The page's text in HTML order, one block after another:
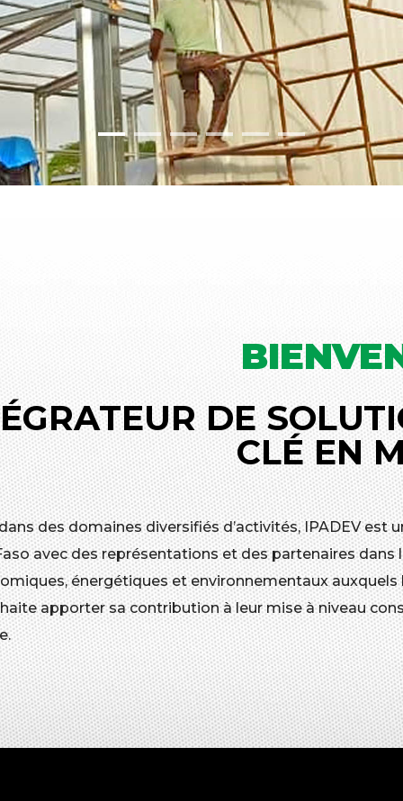
DE
CLÉ EN
des domaines diversifiés d’activités, IPADEV
avec des représentations et des partenaires
énergétiques et environnementaux
apporter sa contribution à leur mise à niveau